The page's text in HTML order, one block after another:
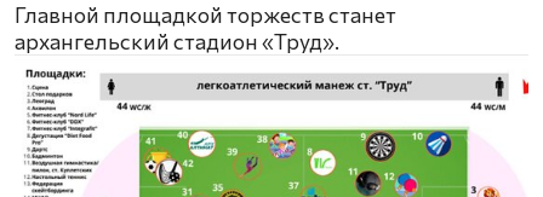
Главной площадкой торжеств станет
архангельский стадион «Труд».